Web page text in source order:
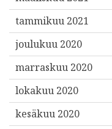
tammikuu 2021
joulukuu 2020
marraskuu 2020
lokakuu 2020
kesäkuu 2020